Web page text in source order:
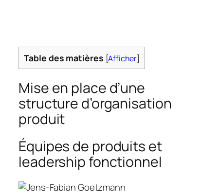
Table des matières [Afficher]
Mise en place d’une
structure d’organisation
produit
Équipes de produits et
leadership fonctionnel